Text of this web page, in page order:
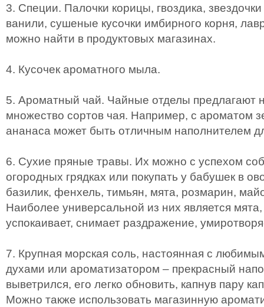
3. Специи. Палочки корицы, гвоздика,
ванили, сушеные кусочки имбирного корня,
можно найти в продуктовых магазинах.
4. Кусочек ароматного мыла.
5. Ароматный чай. Чайные отделы предлагают
множество сортов чая. Например, с ароматом
ананаса может быть отличным наполнителем
6. Сухие пряные травы. Их можно с успехом
огородных грядках или покупать у бабушек в
базилик, фенхель, тимьян, мята, розмарин,
Наиболее универсальной из них является
успокаивает, снимает раздражение,
7. Крупная морская соль, настоянная с
духами или ароматизатором – прекрасный
выветрился, его легко обновить, капнув пару
Можно также использовать магазинную